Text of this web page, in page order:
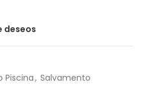
deseos
Piscina, Salvamento